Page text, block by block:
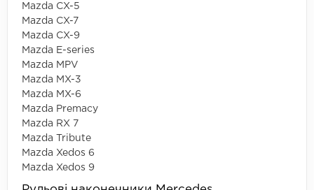
Mazda CX-5
Mazda CX-7
Mazda CX-9
Mazda E-series
Mazda MPV
Mazda MX-3
Mazda MX-6
Mazda Premacy
Mazda RX 7
Mazda Tribute
Mazda Xedos 6
Mazda Xedos 9